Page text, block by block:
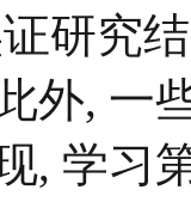
研究
外, 一
, 学习